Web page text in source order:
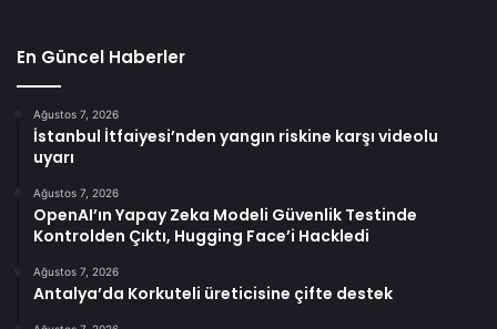
En Güncel Haberler
Ağustos 7, 2026
İstanbul İtfaiyesi’nden yangın riskine karşı videolu
uyarı
Ağustos 7, 2026
OpenAI’ın Yapay Zeka Modeli Güvenlik Testinde
Kontrolden Çıktı, Hugging Face’i Hackledi
Ağustos 7, 2026
Antalya’da Korkuteli üreticisine çifte destek